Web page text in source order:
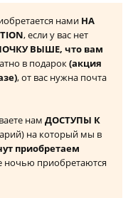
нами НА
, если у вас нет
ВЫШЕ, что вам
в подарок(акция
, от вас нужна почта
нам ДОСТУПЫ К
на который мы в
приобретаем
ночью приобретаются